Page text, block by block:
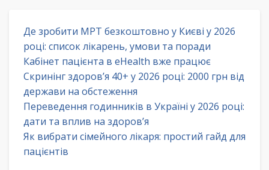
Де зробити МРТ безкоштовно у Києві у 2026
році: список лікарень, умови та поради
Кабінет пацієнта в eHealth вже працює
Скринінг здоров’я 40+ у 2026 році: 2000 грн від
держави на обстеження
Переведення годинників в Україні у 2026 році:
дати та вплив на здоров’я
Як вибрати сімейного лікаря: простий гайд для
пацієнтів